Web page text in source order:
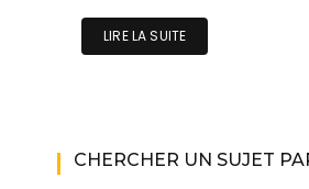
LIRE LA SUITE
CHERCHER UN SUJET